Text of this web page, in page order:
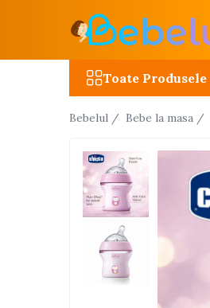
Masinute R/C
Avioane si elicoptere R/C
Camioane R/C
Motociclete R/C
Toate Produsele
Bebelul / Bebe la masa /